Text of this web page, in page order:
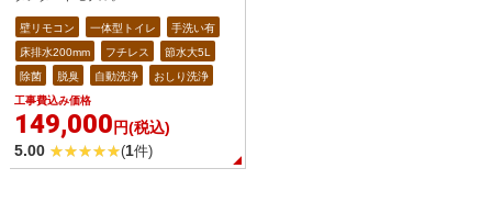
壁リモコン 一体型トイレ
手洗い有
床排水200mm
フチレス
節水大5L
除菌
脱臭 自動洗浄
おしり洗浄
工事費込み価格
149,000 円(税込)
5.00
(1件)